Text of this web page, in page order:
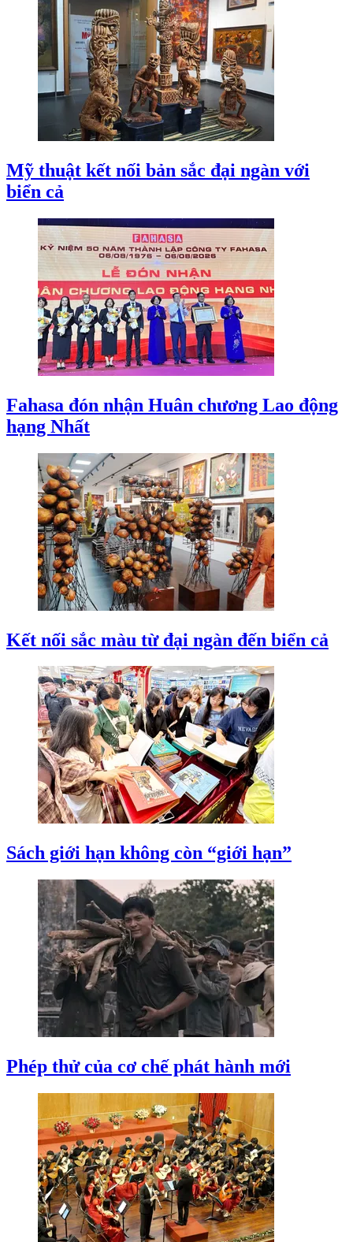
Mỹ thuật kết nối bản sắc đại ngàn với
biển cả
Fahasa đón nhận Huân chương Lao động
hạng Nhất
Kết nối sắc màu từ đại ngàn đến biển cả
Sách giới hạn không còn “giới hạn”
Phép thử của cơ chế phát hành mới